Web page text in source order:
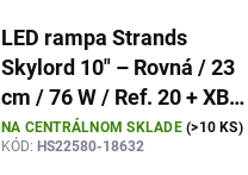
LED rampa Strands
Skylord 10" – Rovná / 23
cm / 76 W / Ref. 20 + XBB
Dongle & PowerUnit
NA CENTRÁLNOM SKLADE(>10 KS)
KÓD: HS22580-18632